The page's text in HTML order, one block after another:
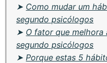
➤ Como mudar um
segundo psicólogos
➤ O fator que melhora
segundo psicólogos
➤ Porque estas 5